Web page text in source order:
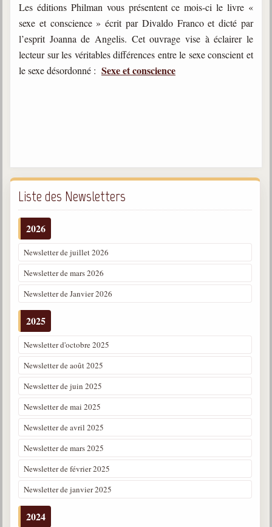
Liste des Newsletters
2026
Newsletter de juillet 2026
Newsletter de mars 2026
Newsletter de Janvier 2026
2025
Newsletter d'octobre 2025
Newsletter de août 2025
Newsletter de juin 2025
Newsletter de mai 2025
Newsletter de avril 2025
Newsletter de mars 2025
Newsletter de février 2025
Newsletter de janvier 2025
2024
Les éditions Philman vous présentent ce mois-ci le livre «
sexe et conscience » écrit par Divaldo Franco et dicté par
l’esprit Joanna de Angelis. Cet ouvrage vise à éclairer le
lecteur sur les véritables différences entre le sexe conscient et
le sexe désordonné : Sexe et conscience